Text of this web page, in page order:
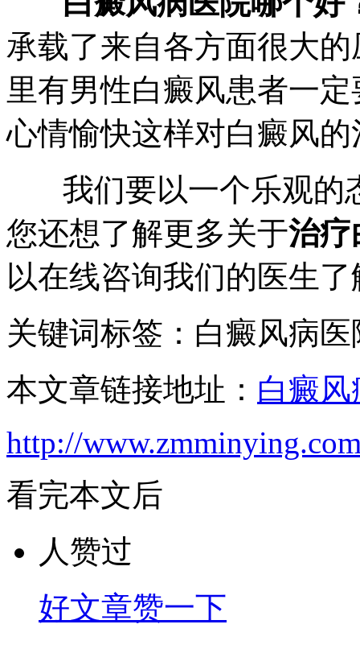
承载了来自各方面很大
里有男性白癜风患者一
心情愉快这样对白癜风
我们要以一个乐观的
您还想了解更多关于治疗
以在线咨询我们的医生
关键词标签：白癜风病
本文章链接地址： 白癜
http://
看完本文后
人赞过
好文章赞一下